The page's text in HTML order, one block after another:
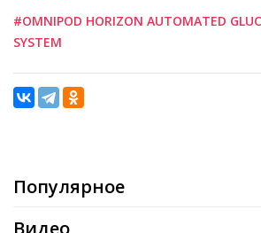
#OMNIPOD HORIZON AUTOMATED
SYSTEM
Популярное
Видео